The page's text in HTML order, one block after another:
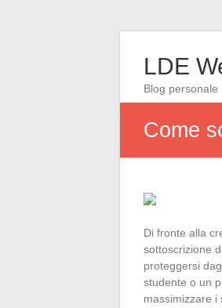
LDE
Blog personale
Come
Di fronte alla
sottoscrizione
proteggersi
studente o un
massimizzare i